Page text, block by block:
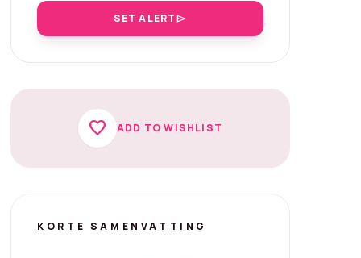
SET ALERTsend
favorite ADD TO WISHLIST
KORTE SAMENVATTING